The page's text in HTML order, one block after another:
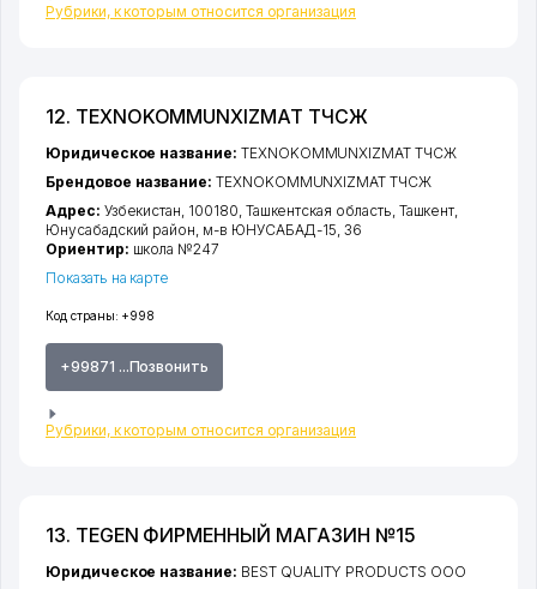
Рубрики, к которым относится организация
12. TEXNOKOMMUNXIZMAT ТЧСЖ
Код страны: +998
+99871 ...Позвонить
Рубрики, к которым относится организация
Юридическое название: TEXNOKOMMUNXIZMAT ТЧСЖ
Брендовое название: TEXNOKOMMUNXIZMAT ТЧСЖ
Адрес: Узбекистан, 100180, Ташкентская область, Ташкент,
Юнусабадский район, м-в ЮНУСАБАД-15, 36
Ориентир: школа №247
Показать на карте
13. TEGEN ФИРМЕННЫЙ МАГАЗИН №15
Юридическое название: BEST QUALITY PRODUCTS ООО